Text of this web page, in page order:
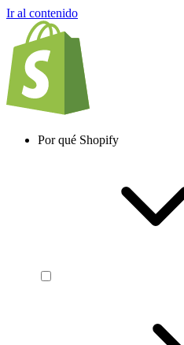
Ir al contenido
Por qué Shopify